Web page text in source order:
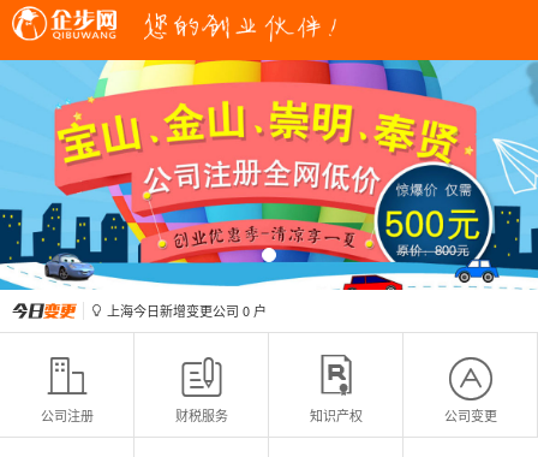
上海今日新增变更公司
 上海今日新增注册公司0
 上海今日新增变更公司 0 户
上海今日新增注册公司0户

公司注册

财税服务

知识产权

公司变更